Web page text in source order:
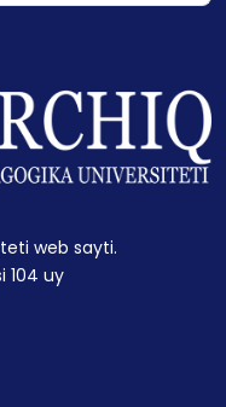
web sayti.
104 uy